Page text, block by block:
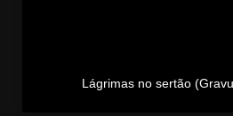
Lágrimas no sertão